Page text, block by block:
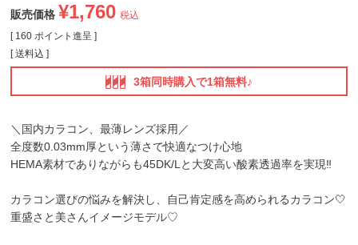
販売価格 ¥1,760 税込
[ 160 ポイント進呈 ]
送料込
3箱同時購入で1箱無料♪
＼国内カラコン、最薄レンズ採用／
全度数0.03mm厚という薄さで快適なつけ心地
HEMA素材でありながらも45DK/Lと大変高い酸素透過率を実現‼
カラコン選びの悩みを解決し、自己肯定感を高められるカラコン🤍
重盛さと美さんイメージモデル♡